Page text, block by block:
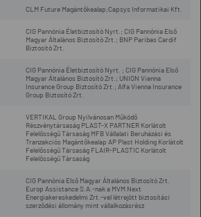
CLM Future Magántőkealap;Capsys Informatikai Kft.
CIG Pannónia Életbiztosító Nyrt.; CIG Pannónia Első
Magyar Általános Biztosító Zrt.; BNP Paribas Cardif
Biztosító Zrt.
CIG Pannónia Életbiztosító Nyrt. ; CIG Pannónia Első
Magyar Általános Biztosító Zrt.; UNION Vienna
Insurance Group Biztosító Zrt.; Alfa Vienna Insurance
Group Biztosító Zrt.
VERTIKAL Group Nyilvánosan Működő
Részvénytársaság PLAST-X PARTNER Korlátolt
Felelősségű Társaság MFB Vállalati Beruházási és
Tranzakciós Magántőkealap AP Plast Holding Korlátolt
Felelősségű Társaság FLAIR-PLASTIC Korlátolt
Felelősségű Társaság
CIG Pannónia Első Magyar Általános Biztosító Zrt.
Europ Assistance S.A.-nak a MVM Next
Energiakereskedelmi Zrt.-vel létrejött biztosítási
szerződési állomány mint vállalkozásrész